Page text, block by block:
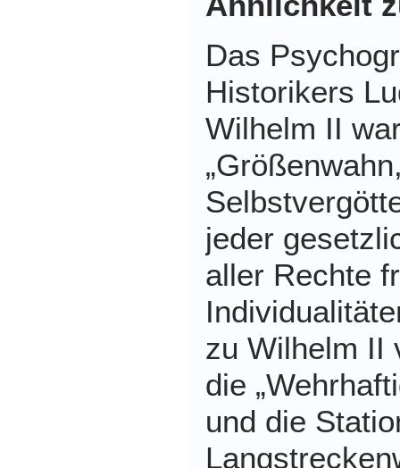
Das
Historikers
Wilhelm II
jeder
aller Rechte
zu Wilhelm II
die
und die